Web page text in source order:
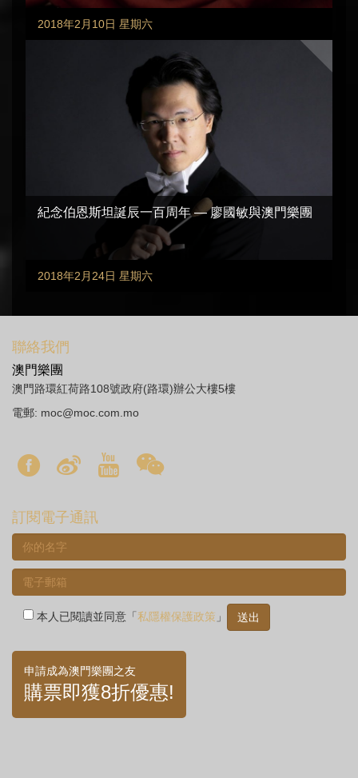
2018年2月10日 星期六
紀念伯恩斯坦誕辰一百周年 — 廖國敏與澳門樂團
2018年2月24日 星期六
聯絡我們
澳門樂團
澳門路環紅荷路108號政府(路環)辦公大樓5樓
電郵: moc@moc.com.mo
訂閱電子通訊
本人已閱讀並同意「私隱權保護政策 」
申請成為澳門樂團之友
購票即獲8折優惠!